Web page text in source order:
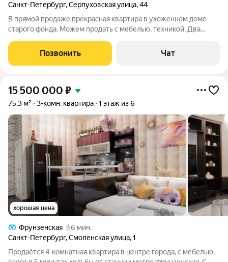
Санкт-Петербург,Серпуховская улица,44
В прямой продаже прекрасная квартира в ухоженном доме
старого фонда. Можем продать с мебелью, техникой. Два
Никаких проблем и обременений. в данный момент квартира
перестроена в две
Позвонить Чат
15 500 000 ₽
75,3 м² 3-комн. квартира 1 этаж из 6
хорошая цена
Фрунзенская
6 мин.
Санкт-Петербург,Смоленская улица,1
Продаётся 4-комнатная квартира в центре города, с мебелью,